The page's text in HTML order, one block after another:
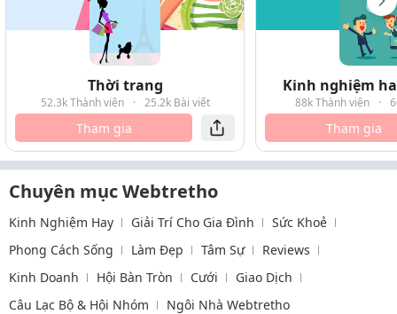
Thời trang
52.3k Thành viên · 25.2k Bài viết
Tham gia
Kinh nghiệm
88k Thành viên ·
Tham gia
Chuyên mục Webtretho
Kinh Nghiệm Hay Giải Trí Cho Gia Đình
Sức Khoẻ
Phong Cách Sống
Làm Đẹp Tâm Sự
Reviews
Kinh Doanh
Hội Bàn Tròn Cưới
Giao Dịch
Câu Lạc Bộ & Hội Nhóm
Ngôi Nhà Webtretho